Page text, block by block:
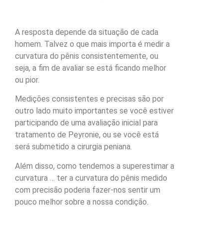
A resposta depende da situação de cada
homem. Talvez o que mais importa é medir a
curvatura do pênis consistentemente, ou
seja, a fim de avaliar se está ficando melhor
ou pior.
Medições consistentes e precisas são por
outro lado muito importantes se você estiver
participando de uma avaliação inicial para
tratamento de Peyronie, ou se você está
será submetido a cirurgia peniana.
Além disso, como tendemos a superestimar a
curvatura … ter a curvatura do pênis medido
com precisão poderia fazer-nos sentir um
pouco melhor sobre a nossa condição.